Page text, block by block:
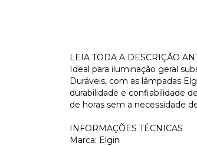
LEIA TODA A DESCRIÇÃO
Ideal para iluminação geral
Duráveis, com as lâmpadas
durabilidade e confiabilidade
de horas sem a necessidade
INFORMAÇÕES TÉCNICAS
Marca: Elgin